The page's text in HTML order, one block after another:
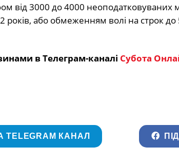
від 3000 до 4000 неоподатковуваних
років, або обмеженням волі на строк
в Телеграм-каналі Субота
КАНАЛ